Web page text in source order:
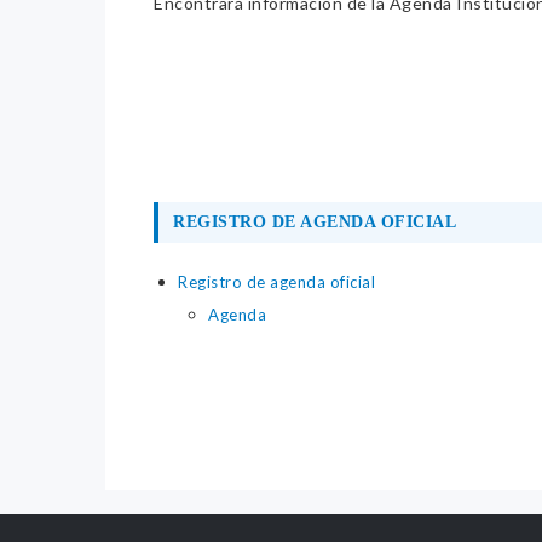
REGISTRO DE AGENDA OFICIAL
Registro de agenda oficial
Agenda